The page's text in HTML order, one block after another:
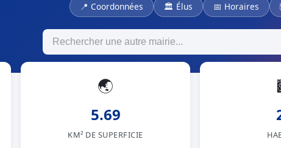
📍 Coordonnées 🏛 Élus 📅 Horaires
🌏
5.69
KM² DE SUPERFICIE